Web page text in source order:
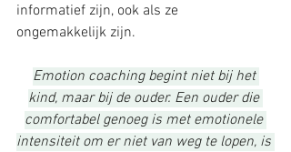
informatief zijn, ook als ze
ongemakkelijk zijn.
Emotion coaching begint niet bij het
kind, maar bij de ouder. Een ouder die
comfortabel genoeg is met emotionele
intensiteit om er niet van weg te lopen, is